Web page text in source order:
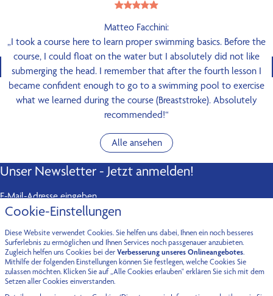
Matteo Facchini:
„I took a course here to learn proper swimming basics. Before the
course, I could float on the water but I absolutely did not like
submerging the head. I remember that after the fourth lesson I
became confident enough to go to a swimming pool to exercise
what we learned during the course (Breaststroke). Absolutely
recommended!“
Alle ansehen
Unser Newsletter - Jetzt anmelden!
E-Mail-Adresse eingeben
Kontakt
Fürstenried-West
Maxhofstraße 9a
Oberföhring
Cookie-Einstellungen
Diese Website verwendet Cookies. Sie helfen uns dabei, Ihnen ein noch besseres
Surferlebnis zu ermöglichen und Ihnen Services noch passgenauer anzubieten.
Zugleich helfen uns Cookies bei der Verbesserung unseres Onlineangebotes.
Mithilfe der folgenden Einstellungen können Sie festlegen, welche Cookies Sie
zulassen möchten. Klicken Sie auf „Alle Cookies erlauben" erklären Sie sich mit dem
Setzen aller Cookies einverstanden.